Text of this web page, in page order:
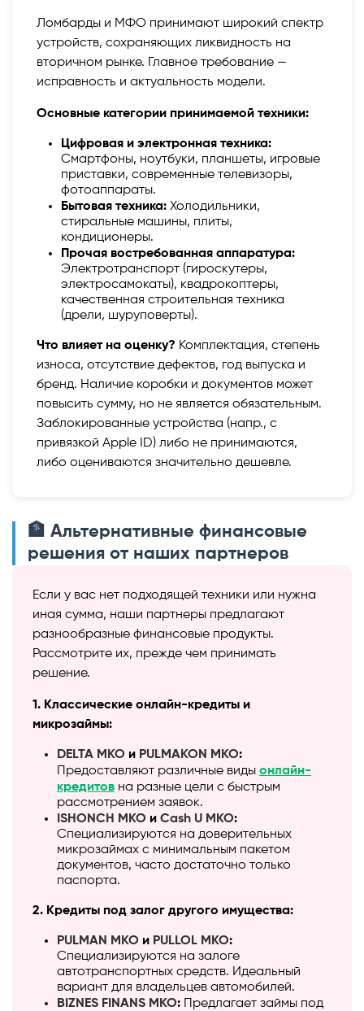
Ломбарды и МФО принимают широкий спектр
устройств, сохраняющих ликвидность на
вторичном рынке. Главное требование —
исправность и актуальность модели.
Основные категории принимаемой техники:
Цифровая и электронная техника:
Смартфоны, ноутбуки, планшеты, игровые
приставки, современные телевизоры,
фотоаппараты.
Бытовая техника: Холодильники,
стиральные машины, плиты,
кондиционеры.
Прочая востребованная аппаратура:
Электротранспорт (гироскутеры,
электросамокаты), квадрокоптеры,
качественная строительная техника
(дрели, шуруповерты).
Что влияет на оценку? Комплектация, степень
износа, отсутствие дефектов, год выпуска и
бренд. Наличие коробки и документов может
повысить сумму, но не является обязательным.
Заблокированные устройства (напр., с
привязкой Apple ID) либо не принимаются,
либо оцениваются значительно дешевле.
🏦 Альтернативные финансовые
решения от наших партнеров
Если у вас нет подходящей техники или нужна
иная сумма, наши партнеры предлагают
разнообразные финансовые продукты.
Рассмотрите их, прежде чем принимать
решение.
1. Классические онлайн-кредиты и
микрозаймы:
DELTA МКО и PULMAKON МКО:
Предоставляют различные виды онлайн-
кредитов на разные цели с быстрым
рассмотрением заявок.
ISHONCH МКО и Cash U МКО:
Специализируются на доверительных
микрозаймах с минимальным пакетом
документов, часто достаточно только
паспорта.
2. Кредиты под залог другого имущества:
PULMAN МКО и PULLOL МКО:
Специализируются на залоге
автотранспортных средств. Идеальный
вариант для владельцев автомобилей.
BIZNES FINANS МКО: Предлагает займы под